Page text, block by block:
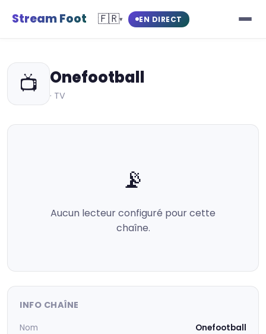
Stream Foot 🇫🇷▾ EN DIRECT
📺 Onefootball
· TV
📡
Aucun lecteur configuré pour cette
chaîne.
INFO CHAÎNE
Nom
Onefootball